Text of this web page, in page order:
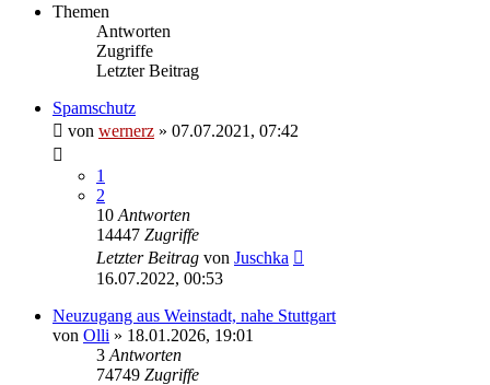
Themen
Antworten
Zugriffe
Letzter Beitrag
Spamschutz
von wernerz » 07.07.2021, 07:42
1
2
10 Antworten
14447 Zugriffe
Letzter Beitrag von Juschka
16.07.2022, 00:53
Neuzugang aus Weinstadt, nahe Stuttgart
von Olli » 18.01.2026, 19:01
3 Antworten
74749 Zugriffe